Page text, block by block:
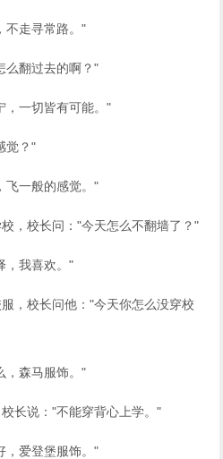
走寻常路。"
翻过去的啊？"
一切皆有可能。"
觉？"
一般的感觉。"
校长问："今天怎么不翻墙了？"
我喜欢。"
校长问他："今天你怎么没穿校
森马服饰。"
说："不能穿背心上学。"
爱登堡服饰。"